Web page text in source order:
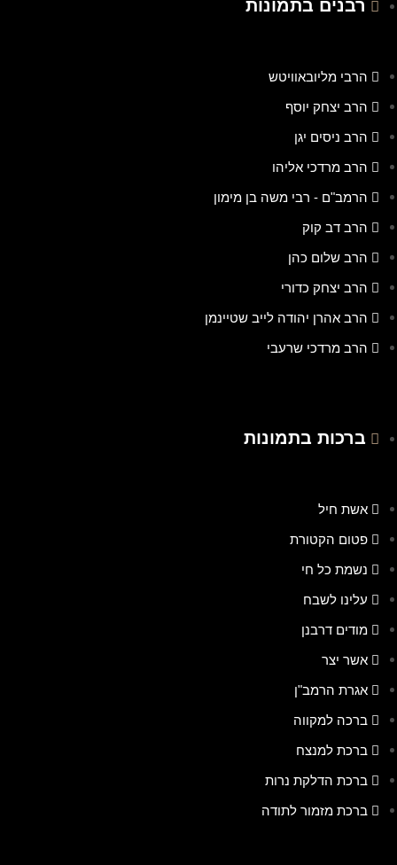
רבנים בתמונות
הרבי מליובאוויטש
הרב יצחק יוסף
הרב ניסים יגן
הרב מרדכי אליהו
הרמב"ם - רבי משה בן מימון
הרב דב קוק
הרב שלום כהן
הרב יצחק כדורי
הרב אהרן יהודה לייב שטיינמן
הרב מרדכי שרעבי
ברכות בתמונות
אשת חיל
פטום הקטורת
נשמת כל חי
עלינו לשבח
מודים דרבנן
אשר יצר
אגרת הרמב"ן
ברכה למקווה
ברכת למנצח
ברכת הדלקת נרות
ברכת מזמור לתודה